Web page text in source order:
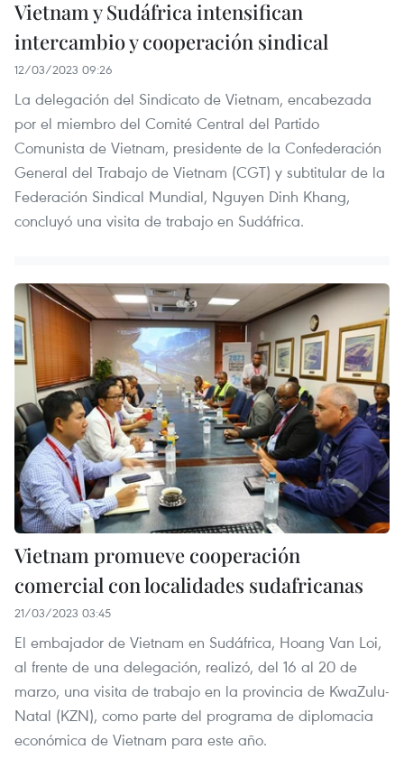
Vietnam y Sudáfrica intensifican
intercambio y cooperación sindical
12/03/2023 09:26
La delegación del Sindicato de Vietnam, encabezada
por el miembro del Comité Central del Partido
Comunista de Vietnam, presidente de la Confederación
General del Trabajo de Vietnam (CGT) y subtitular de la
Federación Sindical Mundial, Nguyen Dinh Khang,
concluyó una visita de trabajo en Sudáfrica.
Vietnam promueve cooperación
comercial con localidades sudafricanas
21/03/2023 03:45
El embajador de Vietnam en Sudáfrica, Hoang Van Loi,
al frente de una delegación, realizó, del 16 al 20 de
marzo, una visita de trabajo en la provincia de KwaZulu-
Natal (KZN), como parte del programa de diplomacia
económica de Vietnam para este año.